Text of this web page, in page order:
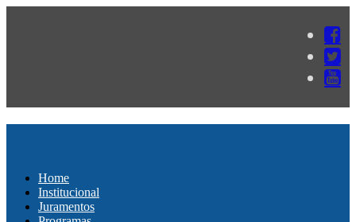
Home
Institucional
Juramentos